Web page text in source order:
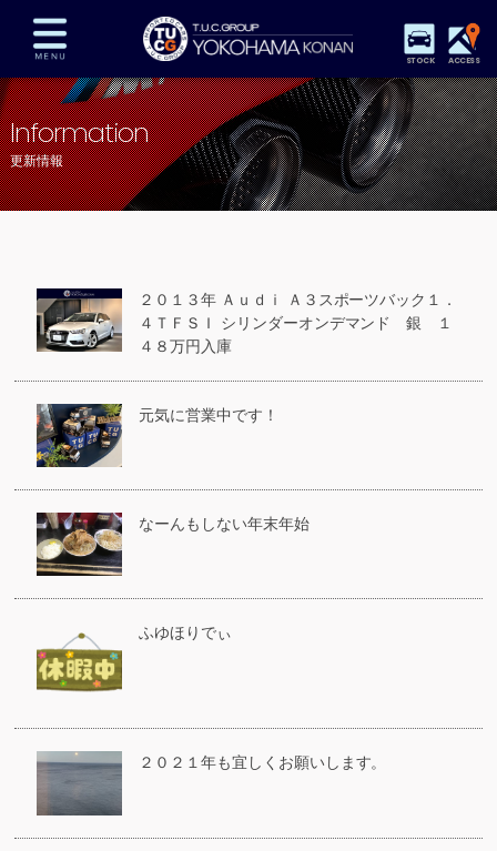
STOCK ACCESS
在庫車両情報 保証&サービス パーツリスト
TUCとは？ 店舗情報 アクセスマップ
全国納車 特別作業 注文販売
プライバシーポリシー スタッフblog 納車blog
Information
更新情報
２０１３年 Ａｕｄｉ Ａ３スポーツバック１．
４ＴＦＳＩ シリンダーオンデマンド 銀 １
４８万円入庫
元気に営業中です！
なーんもしない年末年始
ふゆほりでぃ
２０２１年も宜しくお願いします。